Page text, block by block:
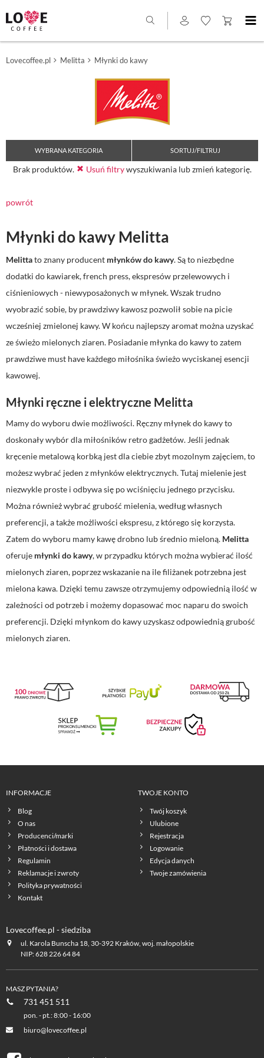
Lovecoffee.pl Melitta Młynki do kawy
WYBRANA KATEGORIA SORTUJ/FILTRUJ
Brak produktów. Usuń filtrywyszukiwania lub zmień kategorię.
powrót
Młynki do kawy Melitta
Melittato znany producent młynków do kawy. Są to niezbędne
dodatki do kawiarek, french press, ekspresów przelewowych i
ciśnieniowych - niewyposażonych w młynek. Wszak trudno
wyobrazić sobie, by prawdziwy kawosz pozwolił sobie na picie
wcześniej zmielonej kawy. W końcu najlepszy aromat można uzyskać
ze świeżo mielonych ziaren. Posiadanie młynka do kawy to zatem
prawdziwe must have każdego miłośnika świeżo wyciskanej esencji
kawowej.
Młynki ręczne i elektryczne Melitta
Mamy do wyboru dwie możliwości. Ręczny młynek do kawy to
doskonały wybór dla miłośników retro gadżetów. Jeśli jednak
kręcenie metalową korbką jest dla ciebie zbyt mozolnym zajęciem, to
możesz wybrać jeden z młynków elektrycznych. Tutaj mielenie jest
niezwykle proste i odbywa się po wciśnięciu jednego przycisku.
Można również wybrać grubość mielenia, według własnych
preferencji, a także możliwości ekspresu, z którego się korzysta.
Zatem do wyboru mamy kawę drobno lub średnio mieloną. Melitta
oferuje młynki do kawy, w przypadku których można wybierać ilość
mielonych ziaren, poprzez wskazanie na ile filiżanek potrzebna jest
mielona kawa. Dzięki temu zawsze otrzymujemy odpowiednią ilość w
zależności od potrzeb i możemy dopasować moc naparu do swoich
preferencji. Dzięki młynkom do kawy uzyskasz odpowiednią grubość
mielonych ziaren.
INFORMACJE
Blog
O nas
Producenci/marki
Płatności i dostawa
Regulamin
Reklamacje i zwroty
Polityka prywatności
Kontakt
TWOJE KONTO
Twój koszyk
Ulubione
Rejestracja
Logowanie
Edycja danych
Twoje zamówienia
Lovecoffee.pl - siedziba
ul. Karola Bunscha 18, 30-392 Kraków, woj. małopolskie
NIP: 628 226 64 84
MASZ PYTANIA?
731 451 511
pon. - pt.: 8:00 - 16:00
biuro@lovecoffee.pl